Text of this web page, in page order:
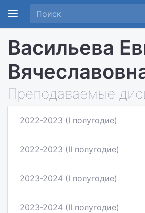
Васильева
Преподаваемые
2022-2023 (I полугодие)
2022-2023 (II полугодие)
2023-2024 (I полугодие)
2023-2024 (II полугодие)